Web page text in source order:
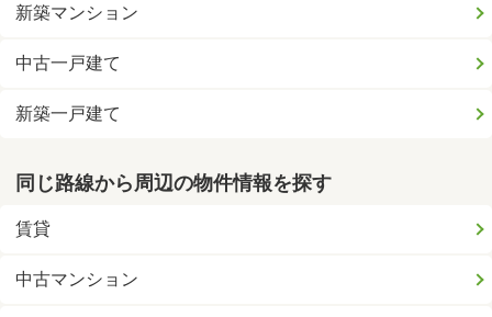
新築マンション
中古一戸建て
新築一戸建て
同じ路線から周辺の物件情報を探す
賃貸
中古マンション